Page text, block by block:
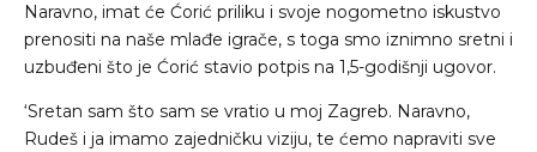
Naravno, imat će Ćorić priliku i svoje nogometno iskustvo
prenositi na naše mlađe igrače, s toga smo iznimno sretni i
uzbuđeni što je Ćorić stavio potpis na 1,5-godišnji ugovor.
‘Sretan sam što sam se vratio u moj Zagreb. Naravno,
Rudeš i ja imamo zajedničku viziju, te ćemo napraviti sve